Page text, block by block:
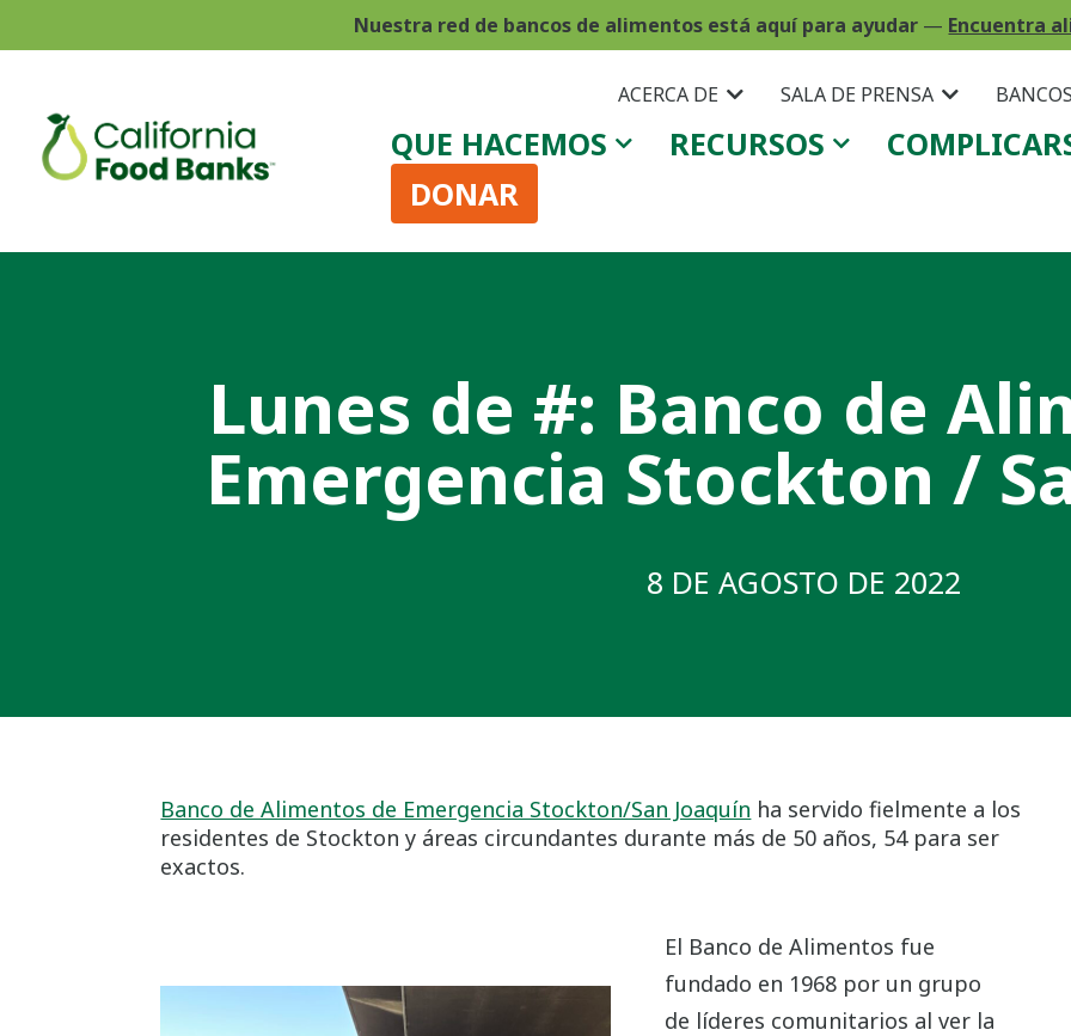
Nuestra red de bancos de alimentos está aquí para ayudar — Encuentra
ACERCA DE SALA DE PRENSA
QUE HACEMOS RECURSOS
DONAR
Lunes de #: Banco de
Emergencia Stockton /
8 DE AGOSTO DE 2022
Banco de Alimentos de Emergencia Stockton/San Joaquín ha servido fielmente a los
residentes de Stockton y áreas circundantes durante más de 50 años, 54 para ser
exactos.
El Banco de Alimentos fue
fundado en 1968 por un grupo
de líderes comunitarios al ver la